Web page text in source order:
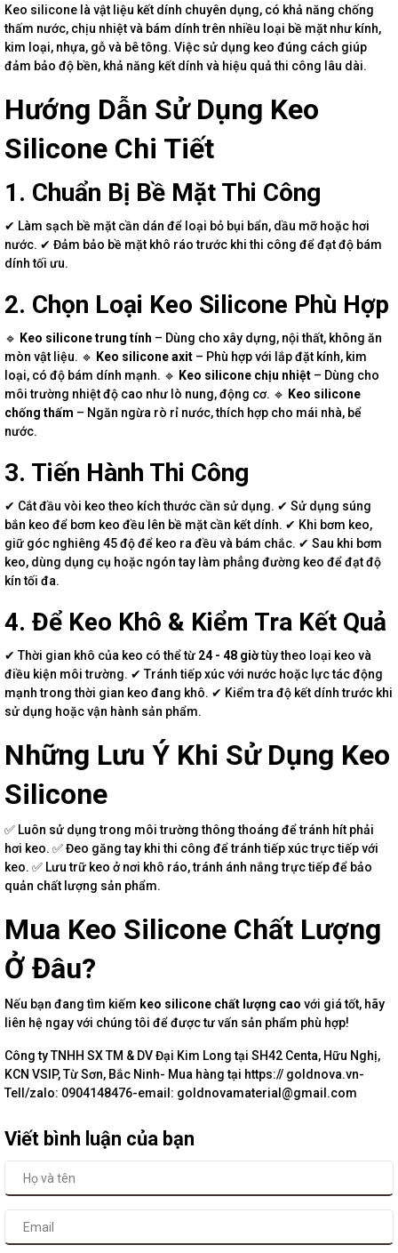
Keo silicone là vật liệu kết dính chuyên dụng, có khả năng chống
thấm nước, chịu nhiệt và bám dính trên nhiều loại bề mặt như kính,
kim loại, nhựa, gỗ và bê tông. Việc sử dụng keo đúng cách giúp
đảm bảo độ bền, khả năng kết dính và hiệu quả thi công lâu dài.
Hướng Dẫn Sử Dụng Keo
Silicone Chi Tiết
1. Chuẩn Bị Bề Mặt Thi Công
✔ Làm sạch bề mặt cần dán để loại bỏ bụi bẩn, dầu mỡ hoặc hơi
nước. ✔ Đảm bảo bề mặt khô ráo trước khi thi công để đạt độ bám
dính tối ưu.
2. Chọn Loại Keo Silicone Phù Hợp
🔹 Keo silicone trung tính – Dùng cho xây dựng, nội thất, không ăn
mòn vật liệu. 🔹 Keo silicone axit – Phù hợp với lắp đặt kính, kim
loại, có độ bám dính mạnh. 🔹 Keo silicone chịu nhiệt – Dùng cho
môi trường nhiệt độ cao như lò nung, động cơ. 🔹 Keo silicone
chống thấm – Ngăn ngừa rò rỉ nước, thích hợp cho mái nhà, bể
nước.
3. Tiến Hành Thi Công
✔ Cắt đầu vòi keo theo kích thước cần sử dụng. ✔ Sử dụng súng
bắn keo để bơm keo đều lên bề mặt cần kết dính. ✔ Khi bơm keo,
giữ góc nghiêng 45 độ để keo ra đều và bám chắc. ✔ Sau khi bơm
keo, dùng dụng cụ hoặc ngón tay làm phẳng đường keo để đạt độ
kín tối đa.
4. Để Keo Khô & Kiểm Tra Kết Quả
✔ Thời gian khô của keo có thể từ 24 - 48 giờtùy theo loại keo và
điều kiện môi trường. ✔ Tránh tiếp xúc với nước hoặc lực tác động
mạnh trong thời gian keo đang khô. ✔ Kiểm tra độ kết dính trước khi
sử dụng hoặc vận hành sản phẩm.
Những Lưu Ý Khi Sử Dụng Keo
Silicone
✅ Luôn sử dụng trong môi trường thông thoáng để tránh hít phải
hơi keo. ✅ Đeo găng tay khi thi công để tránh tiếp xúc trực tiếp với
keo. ✅ Lưu trữ keo ở nơi khô ráo, tránh ánh nắng trực tiếp để bảo
quản chất lượng sản phẩm.
Mua Keo Silicone Chất Lượng
Ở Đâu?
Nếu bạn đang tìm kiếm keo silicone chất lượng cao với giá tốt, hãy
liên hệ ngay với chúng tôi để được tư vấn sản phẩm phù hợp!
Công ty TNHH SX TM & DV Đại Kim Long tại SH42 Centa, Hữu Nghị,
KCN VSIP, Từ Sơn, Bắc Ninh- Mua hàng tại https:// goldnova.vn-
Tell/zalo: 0904148476-email: goldnovamaterial@gmail.com
Viết bình luận của bạn